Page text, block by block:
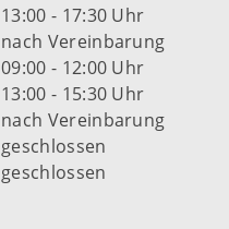
13:00 - 17:30 Uhr
nach Vereinbarung
09:00 - 12:00 Uhr
13:00 - 15:30 Uhr
nach Vereinbarung
geschlossen
geschlossen